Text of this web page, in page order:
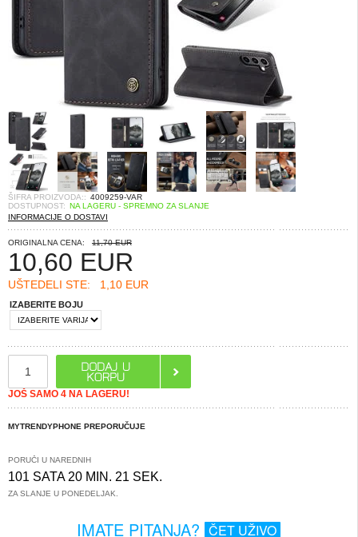
ŠIFRA PROIZVODA:: 4009259-VAR
DOSTUPNOST: NA LAGERU - SPREMNO ZA SLANJE
INFORMACIJE O DOSTAVI
ORIGINALNA CENA: 11,70 EUR
10,60 EUR
UŠTEDELI STE: 1,10 EUR
IZABERITE BOJU
JOŠ SAMO 4 NA LAGERU!
MYTRENDYPHONE PREPORUČUJE
PORUČI U NAREDNIH
101 SATA 20 MIN. 21 SEK.
ZA SLANJE U PONEDELJAK.
IMATE PITANJA? ČET UŽIVO